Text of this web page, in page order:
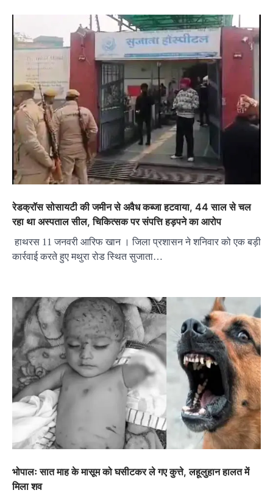
रेडक्रॉस सोसायटी की जमीन से अवैध कब्जा हटवाया, 44 साल से चल
रहा था अस्पताल सील, चिकित्सक पर संपत्ति हड़पने का आरोप
हाथरस 11 जनवरी आरिफ खान । जिला प्रशासन ने शनिवार को एक बड़ी
कार्रवाई करते हुए मथुरा रोड स्थित सुजाता…
भोपालः सात माह के मासूम को घसीटकर ले गए कुत्ते, लहूलुहान हालत में
मिला शव